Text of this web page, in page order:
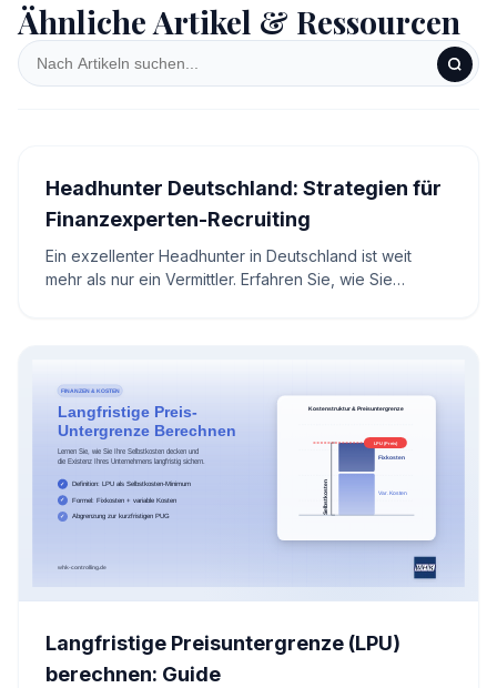
Ähnliche Artikel & Ressourcen
Headhunter Deutschland: Strategien für
Finanzexperten-Recruiting
Ein exzellenter Headhunter in Deutschland ist weit
mehr als nur ein Vermittler. Erfahren Sie, wie Sie
Langfristige Preisuntergrenze (LPU)
berechnen: Guide